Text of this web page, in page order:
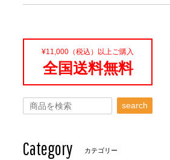
¥11,000（税込）以上ご購入
全国送料無料
search
Category カテゴリー